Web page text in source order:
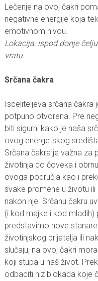
Lečenje na ovoj čakri
negativne energije koja
emotivnom nivou.
Lokacija: ispod donje
vratu.
Srčana čakra
Isceliteljeva srčana čakra
potpuno otvorena. Pre
biti sigurni kako je naša
ovog energetskog
Srčana čakra je važna za
životinja do čoveka i
ovoga područja kao i
svake promene u životu
nakon nje. Srčanu čakru
(i kod majke i kod
predstavimo nove
životinjskog prijatelja ili
slučaju, na ovoj čakri
koji stupa u naš život.
odbaciti niz blokada koje